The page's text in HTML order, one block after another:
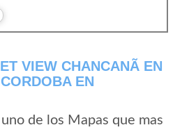
VIEW CHANCANÃ­ EN
EN
de los Mapas que mas